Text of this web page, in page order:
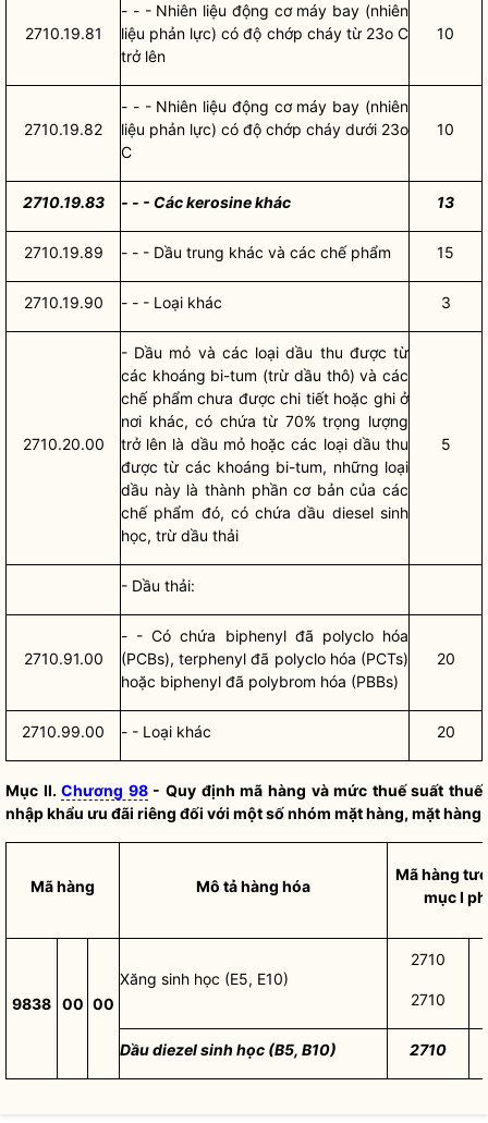
2710.19.81
- - - Nhiên liệu động cơ máy bay (nhiên
liệu phản lực) có độ chớp cháy từ 23o C
trở lên
10
2710.19.82
- - - Nhiên liệu động cơ máy bay (nhiên
liệu phản lực) có độ chớp cháy dưới 23o
C
10
2710.19.83 - - - Các kerosine khác 13
2710.19.89 - - - Dầu trung khác và các chế phẩm 15
2710.19.90 - - - Loại khác 3
2710.20.00
- Dầu mỏ và các loại dầu thu được từ
các khoáng bi-tum (trừ dầu thô) và các
chế phẩm chưa được chi tiết hoặc ghi ở
nơi khác, có chứa từ 70% trọng lượng
trở lên là dầu mỏ hoặc các loại dầu thu
được từ các khoáng bi-tum, những loại
dầu này là thành phần cơ bản của các
chế phẩm đó, có chứa dầu diesel sinh
học, trừ dầu thải
5
- Dầu thải:
2710.91.00
- - Có chứa biphenyl đã polyclo hóa
(PCBs), terphenyl đã polyclo hóa (PCTs)
hoặc biphenyl đã polybrom hóa (PBBs)
20
2710.99.00 - - Loại khác 20
Mục II.Chương 98- Quy định mã hàng và mức thuế suất thuế
nhập khẩu ưu đãi riêng đối với một số nhóm mặt hàng, mặt hàng
Mã hàng Mô tả hàng hóa
Mã hàng
mục I
9838 00 00
Xăng sinh học (E5, E10)
2710
2710
Dầu diezel sinh học (B5, B10) 2710